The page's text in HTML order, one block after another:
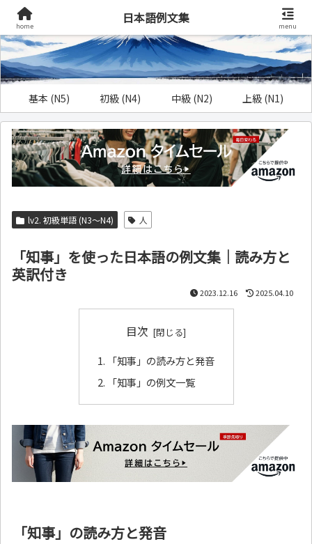
基本 (N5) 初級 (N4) 中級 (N2) 上級 (N1)
lv2. 初級単語 (N3～N4) 人
「知事」を使った日本語の例文集｜読み方と
英訳付き
2023.12.16 2025.04.10
目次
「知事」の読み方と発音
「知事」の例文一覧
「知事」の読み方と発音
home
日本語例文集
menu